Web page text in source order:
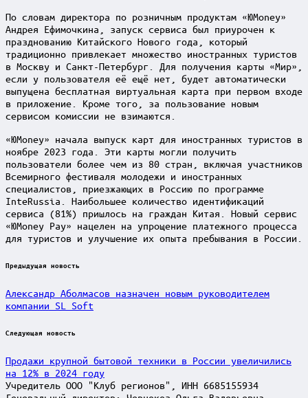
По словам директора по розничным продуктам «ЮMoney»
Андрея Ефимочкина, запуск сервиса был приурочен к
празднованию Китайского Нового года, который
традиционно привлекает множество иностранных туристов
в Москву и Санкт-Петербург. Для получения карты «Мир»,
если у пользователя её ещё нет, будет автоматически
выпущена бесплатная виртуальная карта при первом входе
в приложение. Кроме того, за пользование новым
сервисом комиссии не взимаются.
«ЮMoney» начала выпуск карт для иностранных туристов в
ноябре 2023 года. Эти карты могли получить
пользователи более чем из 80 стран, включая участников
Всемирного фестиваля молодежи и иностранных
специалистов, приезжающих в Россию по программе
InteRussia. Наибольшее количество идентификаций
сервиса (81%) пришлось на граждан Китая. Новый сервис
«ЮMoney Pay» нацелен на упрощение платежного процесса
для туристов и улучшение их опыта пребывания в России.
Post
Предыдущая новость
Александр Аболмасов назначен новым руководителем
компании SL Soft
Следующая новость
Продажи крупной бытовой техники в России увеличились
на 12% в 2024 году
Учредитель ООО "Клуб регионов", ИНН 6685155934